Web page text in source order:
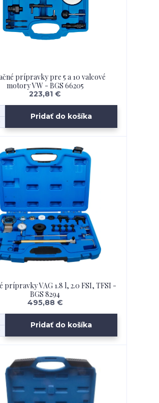
prípravky pre 5 a 10 valcové
motory VW - BGS 66205
223,81 €
Pridať do košíka
prípravky VAG 1.8 l, 2.0 FSI, TFSI -
BGS 8294
495,88 €
Pridať do košíka